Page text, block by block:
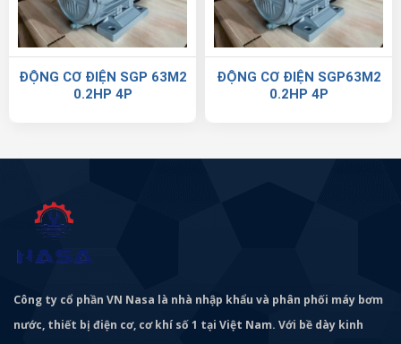
ĐỘNG CƠ ĐIỆN SGP 63M2
0.2HP 4P
ĐỘNG CƠ ĐIỆN SGP63M2
0.2HP 4P
Công ty cổ phần VN Nasa là nhà nhập khẩu và phân phối máy bơm
nước, thiết bị điện cơ, cơ khí số 1 tại Việt Nam. Với bề dày kinh